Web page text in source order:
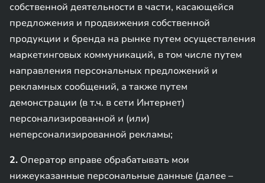
собственной деятельности в части, касающейся
предложения и продвижения собственной
продукции и бренда на рынке путем осуществления
маркетинговых коммуникаций, в том числе путем
направления персональных предложений и
рекламных сообщений, а также путем
демонстрации (в т.ч. в сети Интернет)
персонализированной и (или)
неперсонализированной рекламы;
2. Оператор вправе обрабатывать мои
нижеуказанные персональные данные (далее –